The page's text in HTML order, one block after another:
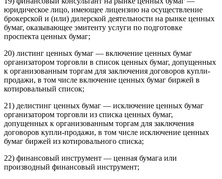
юридическое лицо, имеющее лицензию на осуществление
брокерской и (или) дилерской деятельности на рынке ценных
бумаг, оказывающее эмитенту услуги по подготовке
проспекта ценных бумаг;
20) листинг ценных бумаг — включение ценных бумаг
организатором торговли в список ценных бумаг, допущенных
к организованным торгам для заключения договоров купли-
продажи, в том числе включение ценных бумаг биржей в
котировальный список;
21) делистинг ценных бумаг — исключение ценных бумаг
организатором торговли из списка ценных бумаг,
допущенных к организованным торгам для заключения
договоров купли-продажи, в том числе исключение ценных
бумаг биржей из котировального списка;
22) финансовый инструмент — ценная бумага или
производный финансовый инструмент;